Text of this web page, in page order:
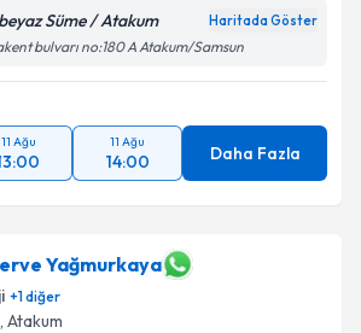
Süme / Atakum Haritada Göster
bulvarı no:180 A Atakum/Samsun
11 Ağu 11 Ağu
14:00 Daha Fazla
Yağmurkaya
+1diğer
, Atakum